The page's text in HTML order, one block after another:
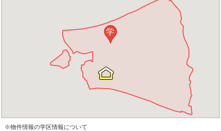
学
※物件情報の学区情報について